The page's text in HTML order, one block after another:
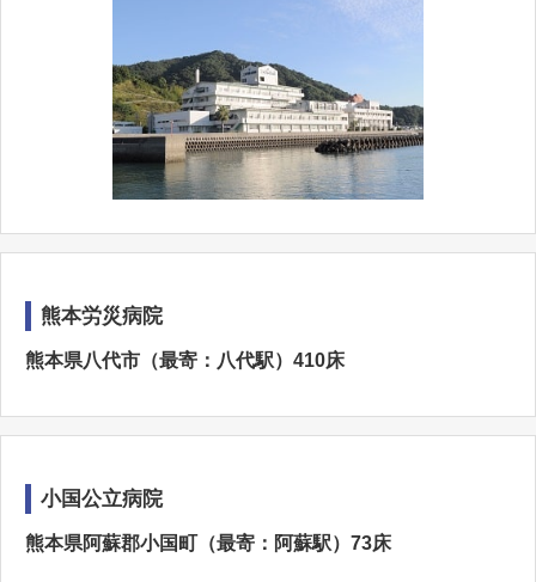
熊本労災病院
熊本県八代市（最寄：八代駅）410床
小国公立病院
熊本県阿蘇郡小国町（最寄：阿蘇駅）73床